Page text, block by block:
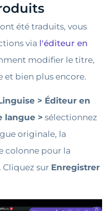
été traduits, vous
via l'éditeur en
modifier le titre,
et bien plus encore.
> Éditeur en
langue > sélectionnez
originale, la
colonne pour la
sur Enregistrer